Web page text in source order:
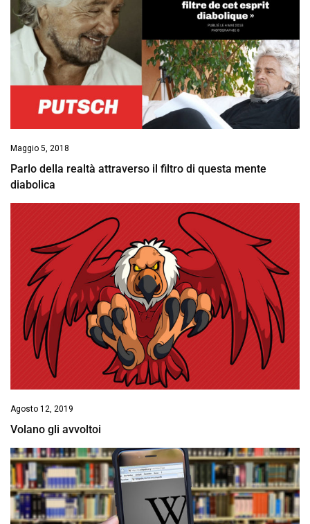
Maggio 5, 2018
Parlo della realtà attraverso il filtro di questa mente
diabolica
Agosto 12, 2019
Volano gli avvoltoi